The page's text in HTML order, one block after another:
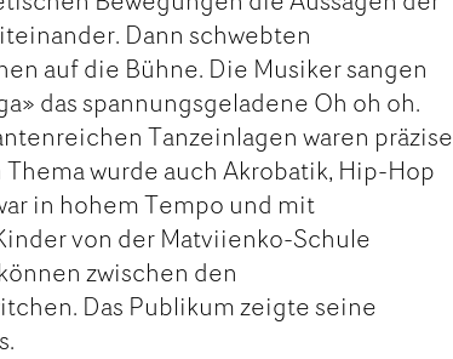
Dann schwebten
auf die Bühne. Die Musiker sangen
das spannungsgeladene Oh oh oh.
Tanzeinlagen waren präzise
wurde auch Akrobatik, Hip-Hop
in hohem Tempo und mit
von der Matviienko-Schule
zwischen den
Das Publikum zeigte seine